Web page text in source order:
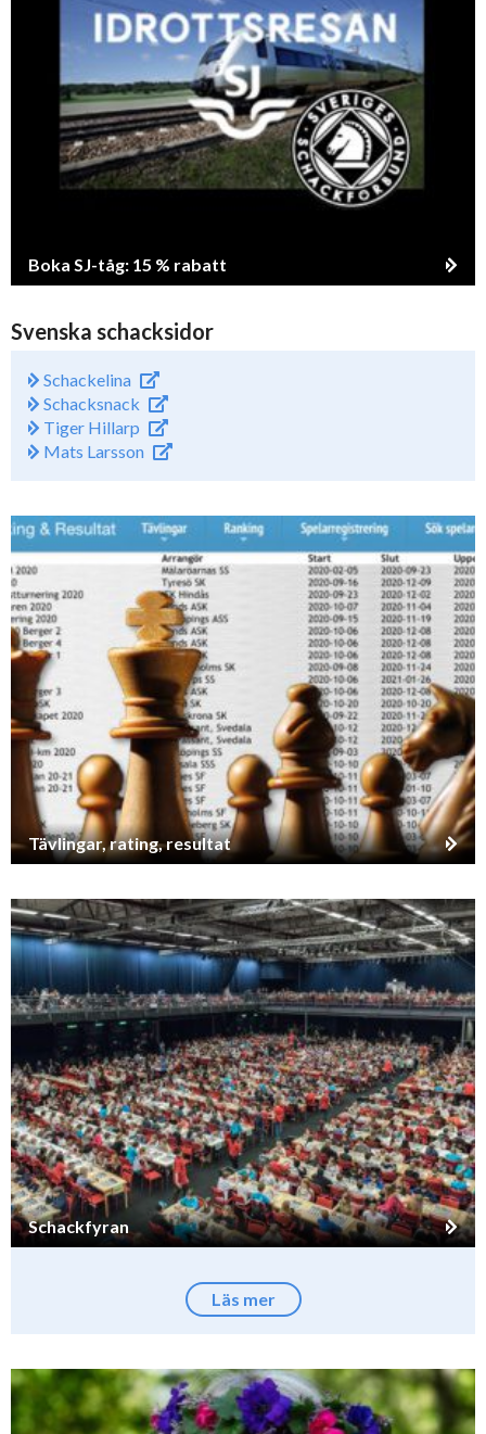
Boka SJ-tåg: 15 % rabatt
Svenska schacksidor
Schackelina
Schacksnack
Tiger Hillarp
Mats Larsson
Tävlingar, rating, resultat
Schackfyran
Läs mer